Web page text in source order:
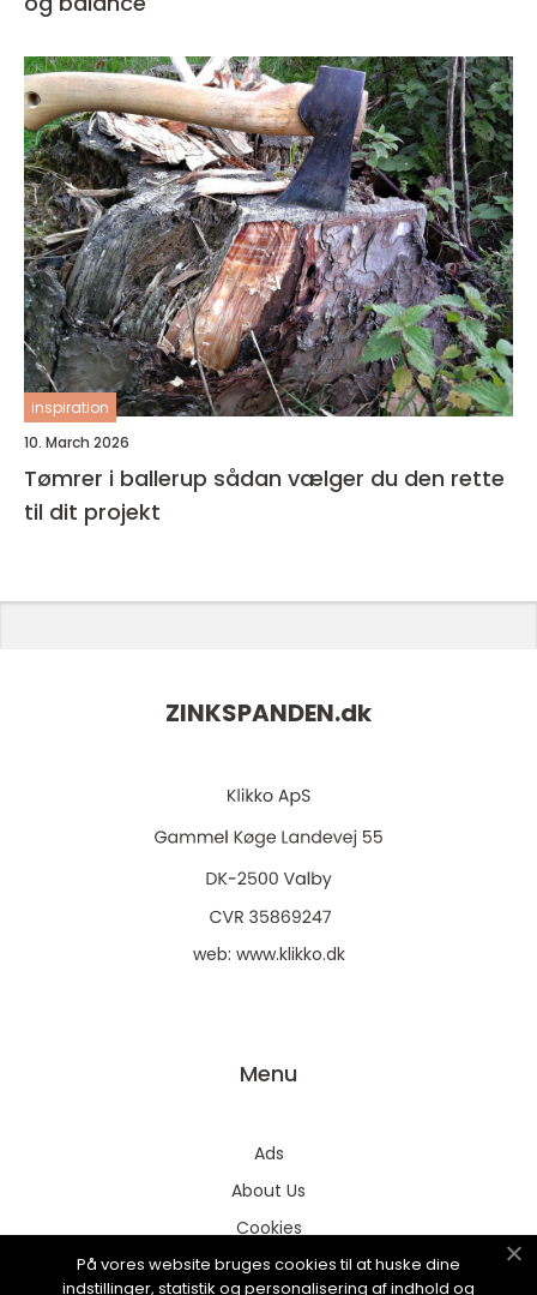
inspiration
10. March 2026
Tømrer i ballerup sådan vælger du den rette
til dit projekt
ZINKSPANDEN.dk
web: www.klikko.dk
Menu
Ads
About Us
Cookies
Contact
På vores website bruges cookies til at huske dine
indstillinger, statistik og personalisering af indhold og